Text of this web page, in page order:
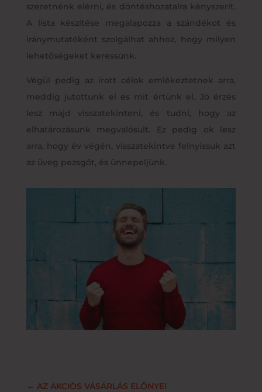
szeretnénk elérni, és döntéshozatalra kényszerít.
A lista készítése megalapozza a szándékot és
iránymutatóként szolgálhat ahhoz, hogy milyen
lehetőségeket keressünk.
Végül pedig az írott célok emlékeztetnek arra,
meddig jutottunk el és mit értünk el. Jó érzés
lesz majd visszatekinteni, és tudni, hogy az
elhatározásunk megvalósult. Ez pedig ok lesz
arra, hogy év végén, visszatekintve felnyissuk azt
az üveg pezsgőt, és ünnepeljünk.
← AZ AKCIÓS VÁSÁRLÁS ELŐNYEI